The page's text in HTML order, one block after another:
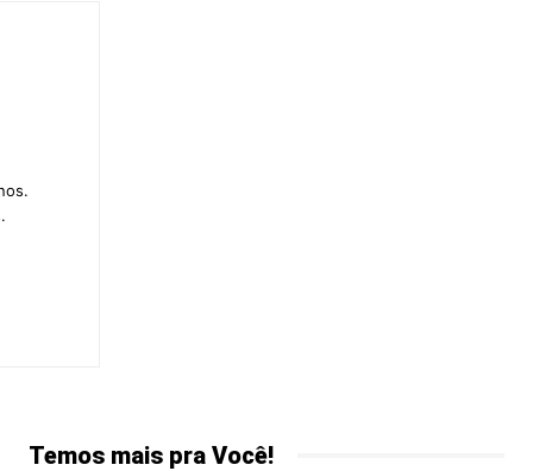
Temos mais pra Você!